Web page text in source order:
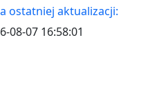
ostatniej aktualizacji:
08-07 16:58:01